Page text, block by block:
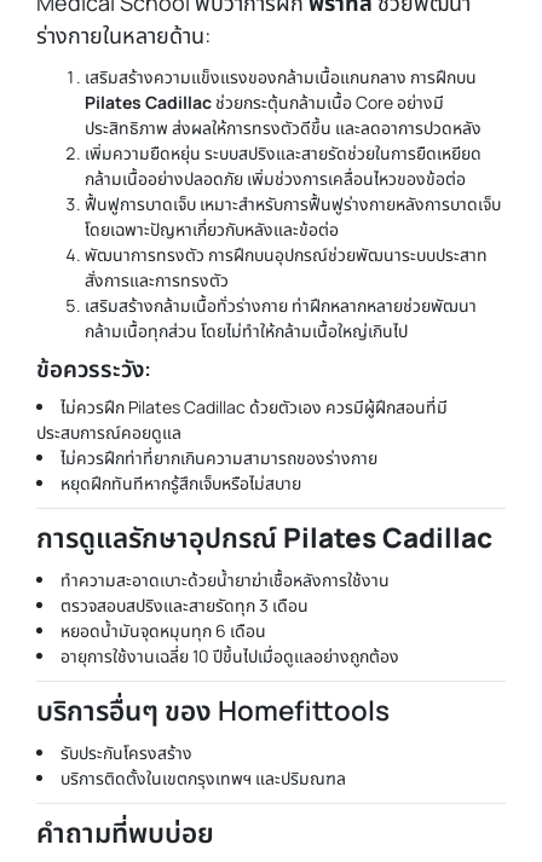
ร่างกายในหลายด้าน:
เสริมสร้างความแข็งแรงของกล้ามเนื้อแกนกลาง การฝึกบน
Pilates Cadillac ช่วยกระตุ้นกล้ามเนื้อ Core อย่างมี
ประสิทธิภาพ ส่งผลให้การทรงตัวดีขึ้น และลดอาการปวดหลัง
เพิ่มความยืดหยุ่น ระบบสปริงและสายรัดช่วยในการยืดเหยียด
กล้ามเนื้ออย่างปลอดภัย เพิ่มช่วงการเคลื่อนไหวของข้อต่อ
ฟื้นฟูการบาดเจ็บ เหมาะสำหรับการฟื้นฟูร่างกายหลังการบาดเจ็บ
โดยเฉพาะปัญหาเกี่ยวกับหลังและข้อต่อ
พัฒนาการทรงตัว การฝึกบนอุปกรณ์ช่วยพัฒนาระบบประสาท
สั่งการและการทรงตัว
เสริมสร้างกล้ามเนื้อทั่วร่างกาย ท่าฝึกหลากหลายช่วยพัฒนา
กล้ามเนื้อทุกส่วน โดยไม่ทำให้กล้ามเนื้อใหญ่เกินไป
ข้อควรระวัง:
ไม่ควรฝึก Pilates Cadillac ด้วยตัวเอง ควรมีผู้ฝึกสอนที่มี
ประสบการณ์คอยดูแล
ไม่ควรฝึกท่าที่ยากเกินความสามารถของร่างกาย
หยุดฝึกทันทีหากรู้สึกเจ็บหรือไม่สบาย
การดูแลรักษาอุปกรณ์Pilates Cadillac
ทำความสะอาดเบาะด้วยน้ำยาฆ่าเชื้อหลังการใช้งาน
ตรวจสอบสปริงและสายรัดทุก 3 เดือน
หยอดน้ำมันจุดหมุนทุก 6 เดือน
อายุการใช้งานเฉลี่ย 10 ปีขึ้นไปเมื่อดูแลอย่างถูกต้อง
บริการอื่นๆ ของ Homefittools
รับประกันโครงสร้าง
บริการติดตั้งในเขตกรุงเทพฯ และปริมณฑล
คำถามที่พบบ่อย